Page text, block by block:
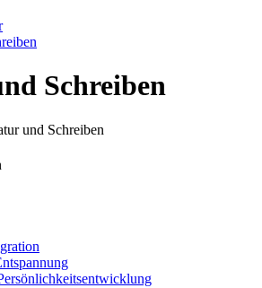
Schreiben
und Schreiben